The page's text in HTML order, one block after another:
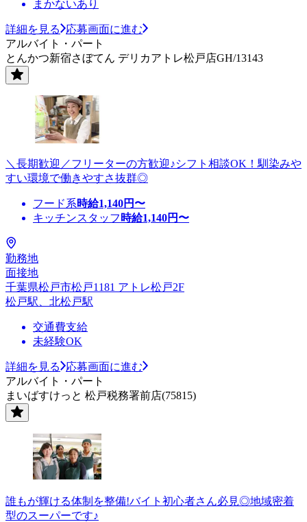
まかないあり
詳細を見る
応募画面に進む
アルバイト・パート
とんかつ新宿さぼてん デリカアトレ松戸店GH/13143
＼長期歓迎／フリーターの方歓迎♪シフト相談OK！馴染みや
すい環境で働きやすさ抜群◎
フード系時給1,140円〜
キッチンスタッフ 時給1,140円〜
勤務地
面接地
千葉県松戸市松戸1181 アトレ松戸2F
松戸駅、北松戸駅
交通費支給
未経験OK
詳細を見る
応募画面に進む
アルバイト・パート
まいばすけっと 松戸税務署前店(75815)
誰もが輝ける体制を整備!バイト初心者さん必見◎地域密着
型のスーパーです♪